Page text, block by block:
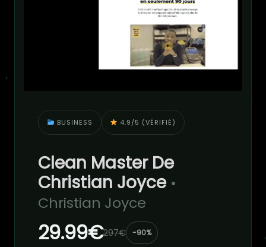
BUSINESS 4.9/5 (VÉRIFIÉ)
Clean Master De
Christian Joyce •
Christian Joyce
29.99€297€ -90%